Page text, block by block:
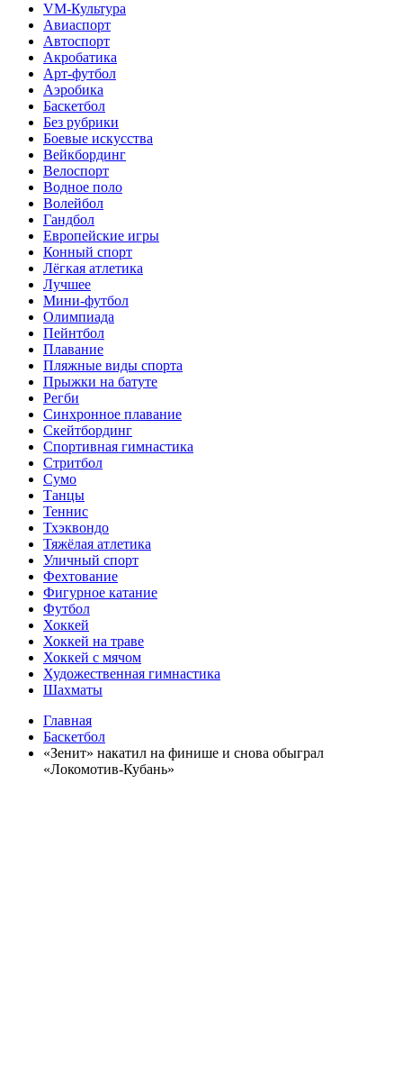
VM-Культура
Авиаспорт
Автоспорт
Акробатика
Арт-футбол
Аэробика
Баскетбол
Без рубрики
Боевые искусства
Вейкбординг
Велоспорт
Водное поло
Волейбол
Гандбол
Европейские игры
Конный спорт
Лёгкая атлетика
Лучшее
Мини-футбол
Олимпиада
Пейнтбол
Плавание
Пляжные виды спорта
Прыжки на батуте
Регби
Синхронное плавание
Скейтбординг
Спортивная гимнастика
Стритбол
Сумо
Танцы
Теннис
Тхэквондо
Тяжёлая атлетика
Уличный спорт
Фехтование
Фигурное катание
Футбол
Хоккей
Хоккей на траве
Хоккей с мячом
Художественная гимнастика
Шахматы
Главная
Баскетбол
«Зенит» накатил на финише и снова обыграл
«Локомотив-Кубань»